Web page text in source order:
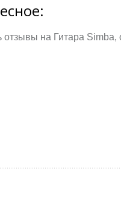
на Гитара Simba,